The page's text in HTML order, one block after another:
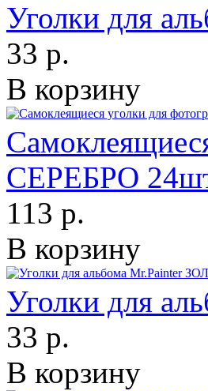
Уголки для
33 р.
В корзину
СЕРЕБРО
113 р.
В корзину
Уголки для
33 р.
В корзину